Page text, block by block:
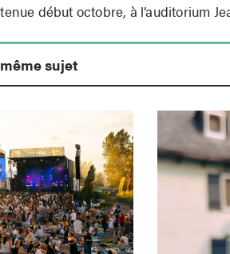
début octobre, à l’auditorium
sujet